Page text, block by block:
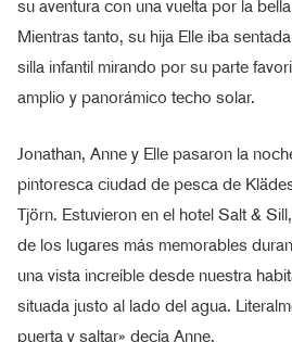
su aventura con una vuelta por la
Mientras tanto, su hija Elle iba
silla infantil mirando por su parte
amplio y panorámico techo solar.
Jonathan, Anne y Elle pasaron la
pintoresca ciudad de pesca de
Tjörn. Estuvieron en el hotel Salt &
de los lugares más memorables
una vista increíble desde nuestra
situada justo al lado del agua.
puerta y saltar» decía Anne.